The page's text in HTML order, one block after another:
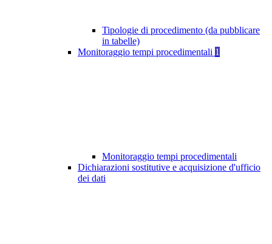
Tipologie di procedimento (da pubblicare
in tabelle)
Monitoraggio tempi procedimentali 1
Monitoraggio tempi procedimentali
Dichiarazioni sostitutive e acquisizione d'ufficio
dei dati